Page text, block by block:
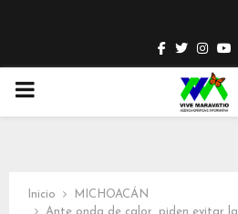
Facebook
Twitter
PRIMARY
Inicio
MICHOACÁN